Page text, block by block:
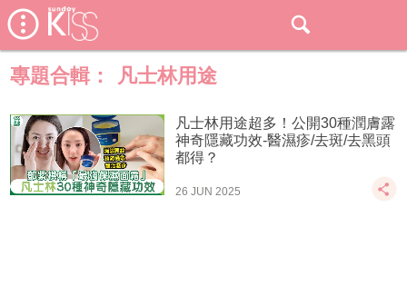
專題合輯： 凡士林用途
凡士林用途超多！公開30種潤膚露
神奇隱藏功效-醫濕疹/去斑/去黑頭
都得？
26 JUN 2025